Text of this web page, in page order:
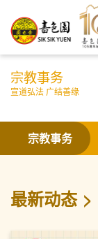
宗教事务
宣道弘法 广结善缘
宗教事务
最新动态